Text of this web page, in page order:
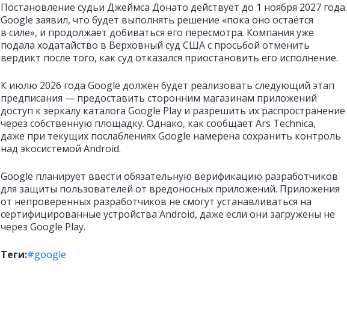
Постановление судьи Джеймса Донато действует до 1 ноября 2027 года.
Google заявил, что будет выполнять решение «пока оно остаётся
в силе», и продолжает добиваться его пересмотра. Компания уже
подала ходатайство в Верховный суд США с просьбой отменить
вердикт после того, как суд отказался приостановить его исполнение.
К июлю 2026 года Google должен будет реализовать следующий этап
предписания — предоставить сторонним магазинам приложений
доступ к зеркалу каталога Google Play и разрешить их распространение
через собственную площадку. Однако, как сообщает Ars Technica,
даже при текущих послаблениях Google намерена сохранить контроль
над экосистемой Android.
Google планирует ввести обязательную верификацию разработчиков
для защиты пользователей от вредоносных приложений. Приложения
от непроверенных разработчиков не смогут устанавливаться на
сертифицированные устройства Android, даже если они загружены не
через Google Play.
Теги:#google